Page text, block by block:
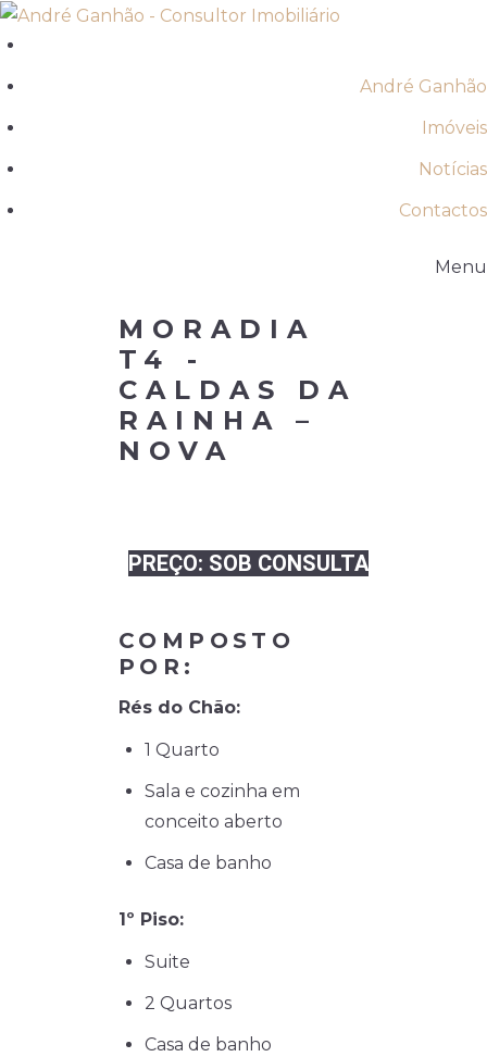
André Ganhão
Imóveis
Notícias
Contactos
Menu
MORADIA
T4 -
CALDAS DA
RAINHA –
NOVA
PREÇO: SOB CONSULTA
COMPOSTO
POR:
Rés do Chão:
1 Quarto
Sala e cozinha em
conceito aberto
Casa de banho
1º Piso:
Suite
2 Quartos
Casa de banho